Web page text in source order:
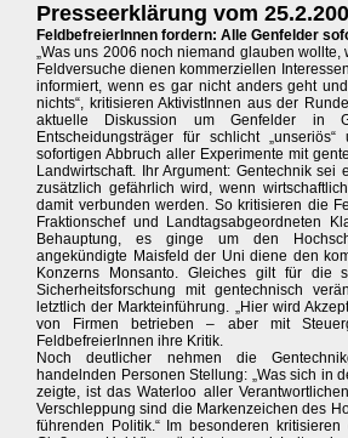
Presseerklärung vom
FeldbefreierInnen fordern: Alle Genfelder
„Was uns 2006 noch niemand glauben wollte,
Feldversuche dienen kommerziellen
informiert, wenn es gar nicht anders geht
nichts“, kritisieren AktivistInnen aus der
aktuelle Diskussion um Genfelder in
Entscheidungsträger für schlicht
sofortigen Abbruch aller Experimente mit
Landwirtschaft. Ihr Argument: Gentechnik sei
zusätzlich gefährlich wird, wenn
damit verbunden werden. So kritisieren die
Fraktionschef und Landtagsabgeordneten
Behauptung, es ginge um den
angekündigte Maisfeld der Uni diene den
Konzerns Monsanto. Gleiches gilt für die
Sicherheitsforschung mit gentechnisch
letztlich der Markteinführung. „Hier wird
von Firmen betrieben – aber mit
FeldbefreierInnen ihre Kritik.
Noch deutlicher nehmen die
handelnden Personen Stellung: „Was sich in
zeigte, ist das Waterloo aller
Verschleppung sind die Markenzeichen des
führenden Politik.“ Im besonderen